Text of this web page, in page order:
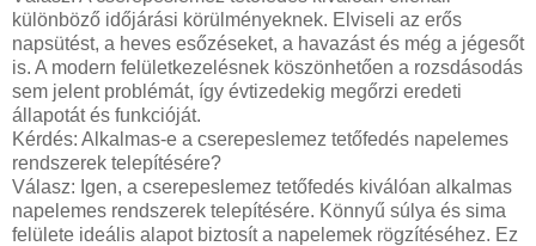
különböző időjárási körülményeknek. Elviseli az erős
napsütést, a heves esőzéseket, a havazást és még a jégesőt
is. A modern felületkezelésnek köszönhetően a rozsdásodás
sem jelent problémát, így évtizedekig megőrzi eredeti
állapotát és funkcióját.
Kérdés: Alkalmas-e a cserepeslemez tetőfedés napelemes
rendszerek telepítésére?
Válasz: Igen, a cserepeslemez tetőfedés kiválóan alkalmas
napelemes rendszerek telepítésére. Könnyű súlya és sima
felülete ideális alapot biztosít a napelemek rögzítéséhez. Ez